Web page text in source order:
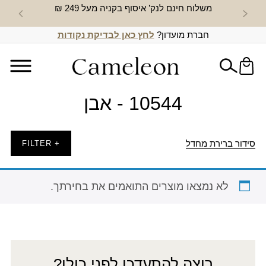
משלוח חינם לנק’ איסוף בקניה מעל 249 ₪ חדש
חברת מועדון? לחץ כאן לבדיקת נקודות
10544 - אבן
סידור ברירת מחדל + FILTER
לא נמצאו מוצרים התואמים את בחירתך.